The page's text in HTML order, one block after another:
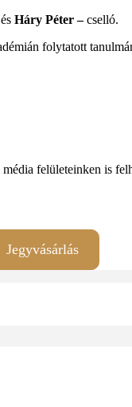
Háry Péter –cselló.
folytatott
felületeinken is
Jegyvásárlás